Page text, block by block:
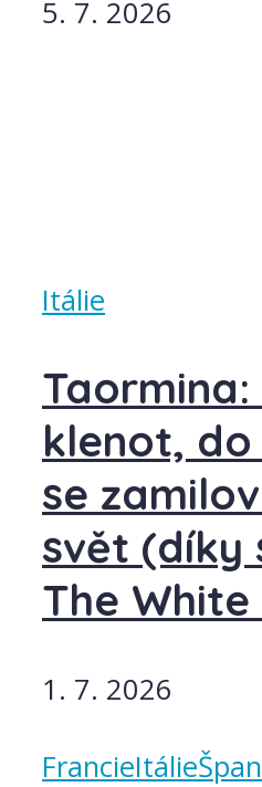
5. 7. 2026
Itálie
Taormina:
klenot,
se
svět (díky
The
1. 7. 2026
FrancieItálie